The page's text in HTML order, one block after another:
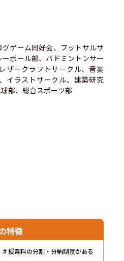
ゲーム同好会、フットサルサ
ボール部、バドミントンサー
ザークラフトサークル、音楽
イラストサークル、建築研究
部、総合スポーツ部
特徴
#授業料の分割・分納制度がある